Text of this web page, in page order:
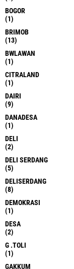
BOGOR
(1)
BRIMOB
(13)
BWLAWAN
(1)
CITRALAND
(1)
DAIRI
(9)
DANADESA
(1)
DELI
(2)
DELI SERDANG
(5)
DELISERDANG
(8)
DEMOKRASI
(1)
DESA
(2)
G .TOLI
(1)
GAKKUM